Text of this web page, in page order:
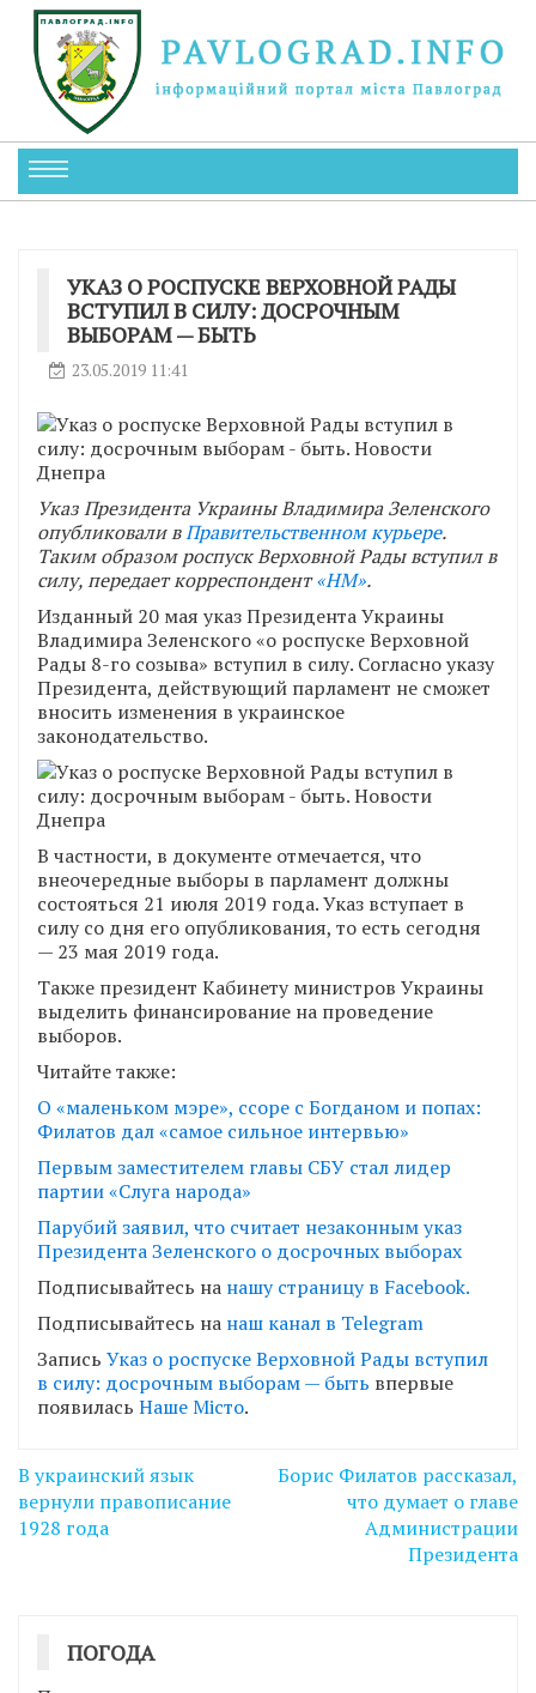
УКАЗ О РОСПУСКЕ ВЕРХОВНОЙ РАДЫ
ВСТУПИЛ В СИЛУ: ДОСРОЧНЫМ
ВЫБОРАМ — БЫТЬ
23.05.2019 11:41
Указ Президента Украины Владимира Зеленского
опубликовали вПравительственном курьере.
Таким образом роспуск Верховной Рады вступил в
силу, передает корреспондент«НМ».
Изданный 20 мая указ Президента Украины
Владимира Зеленского «о роспуске Верховной
Рады 8-го созыва» вступил в силу. Согласно указу
Президента, действующий парламент не сможет
вносить изменения в украинское
законодательство.
В частности, в документе отмечается, что
внеочередные выборы в парламент должны
состояться 21 июля 2019 года. Указ вступает в
силу со дня его опубликования, то есть сегодня
— 23 мая 2019 года.
Также президент Кабинету министров Украины
выделить финансирование на проведение
выборов.
Читайте также:
О «маленьком мэре», ссоре с Богданом и попах:
Филатов дал «самое сильное интервью»
Первым заместителем главы СБУ стал лидер
партии «Слуга народа»
Парубий заявил, что считает незаконным указ
Президента Зеленского о досрочных выборах
Подписывайтесь на нашу страницу в Facebook.
Подписывайтесь на наш канал в Telegram
Запись Указ о роспуске Верховной Рады вступил
в силу: досрочным выборам — быть впервые
появилась Наше Місто.
Навігація
записів
В украинский язык
вернули правописание
1928 года
Борис Филатов рассказал,
что думает о главе
Администрации
Президента
ПОГОДА